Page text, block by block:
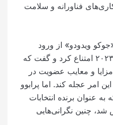
فناورانه و سلامت
ویدودو» از ورود
کشورش به بریکس در سال ۲۰۲۳ امتناع کرد و گفت که
و معایب عضویت در
امر عجله کند. اما پرابوو
عنوان برنده انتخابات
مشخص شد، چنین نگرانی‌هایی